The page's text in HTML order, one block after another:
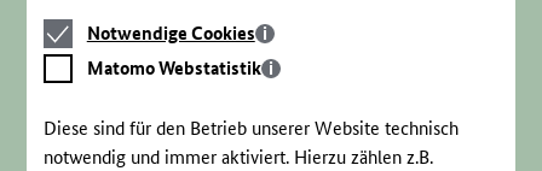
Notwendige
Cookies
Notwendige Cookies
Matomo
Webstatistik
Matomo Webstatistik
Diese sind für den Betrieb unserer Website technisch
notwendig und immer aktiviert. Hierzu zählen z.B.